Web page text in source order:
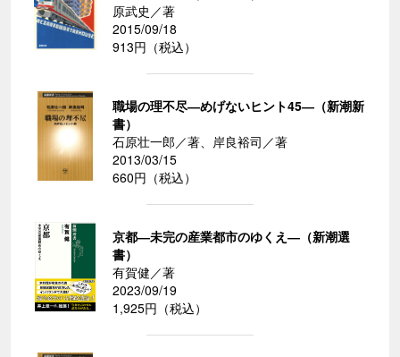
原武史／著
2015/09/18
913円（税込）
職場の理不尽―めげないヒント45―（新潮新
書）
石原壮一郎／著、岸良裕司／著
2013/03/15
660円（税込）
京都―未完の産業都市のゆくえ―（新潮選
書）
有賀健／著
2023/09/19
1,925円（税込）